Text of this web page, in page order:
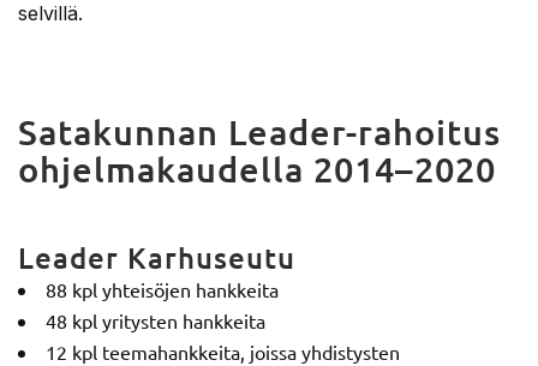
selvillä.
Satakunnan Leader-rahoitus
ohjelmakaudella 2014–2020
Leader Karhuseutu
88 kpl yhteisöjen hankkeita
48 kpl yritysten hankkeita
12 kpl teemahankkeita, joissa yhdistysten